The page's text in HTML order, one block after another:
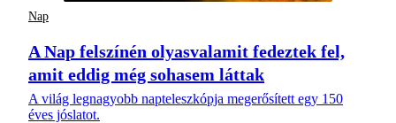
Nap
A Nap felszínén olyasvalamit fedeztek fel,
amit eddig még sohasem láttak
A világ legnagyobb napteleszkópja megerősített egy 150
éves jóslatot.